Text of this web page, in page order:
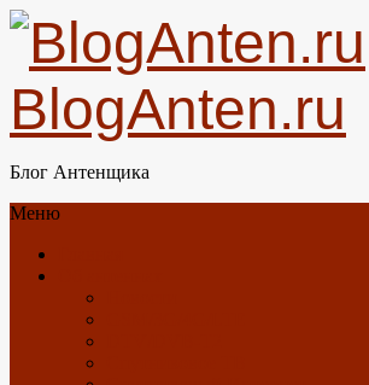
BlogAnten.ru
Блог Антенщика
Меню